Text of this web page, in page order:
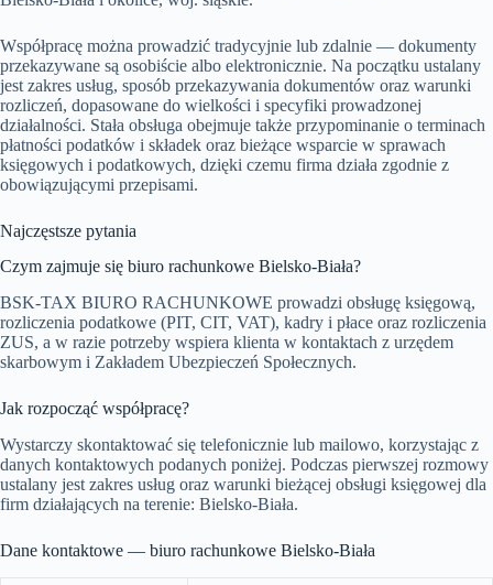
Współpracę można prowadzić tradycyjnie lub zdalnie — dokumenty
przekazywane są osobiście albo elektronicznie. Na początku ustalany
jest zakres usług, sposób przekazywania dokumentów oraz warunki
rozliczeń, dopasowane do wielkości i specyfiki prowadzonej
działalności. Stała obsługa obejmuje także przypominanie o terminach
płatności podatków i składek oraz bieżące wsparcie w sprawach
księgowych i podatkowych, dzięki czemu firma działa zgodnie z
obowiązującymi przepisami.
Najczęstsze pytania
Czym zajmuje się biuro rachunkowe Bielsko-Biała?
BSK-TAX BIURO RACHUNKOWE prowadzi obsługę księgową,
rozliczenia podatkowe (PIT, CIT, VAT), kadry i płace oraz rozliczenia
ZUS, a w razie potrzeby wspiera klienta w kontaktach z urzędem
skarbowym i Zakładem Ubezpieczeń Społecznych.
Jak rozpocząć współpracę?
Wystarczy skontaktować się telefonicznie lub mailowo, korzystając z
danych kontaktowych podanych poniżej. Podczas pierwszej rozmowy
ustalany jest zakres usług oraz warunki bieżącej obsługi księgowej dla
firm działających na terenie: Bielsko-Biała.
Dane kontaktowe — biuro rachunkowe Bielsko-Biała